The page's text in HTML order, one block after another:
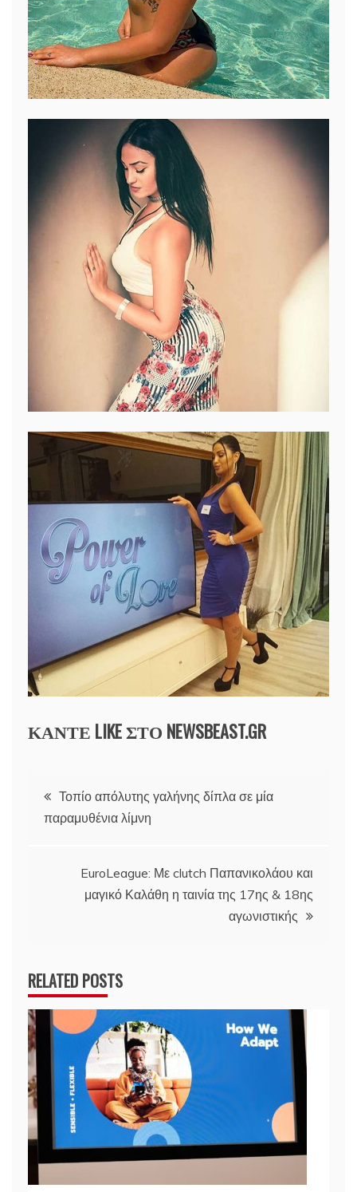
ΚΑΝΤΕ LIKE ΣΤΟ NEWSBEAST.GR
Πλοήγηση
άρθρων
Τοπίο απόλυτης γαλήνης δίπλα σε μία
παραμυθένια λίμνη
EuroLeague: Με clutch Παπανικολάου και
μαγικό Καλάθη η ταινία της 17ης & 18ης
αγωνιστικής
RELATED POSTS